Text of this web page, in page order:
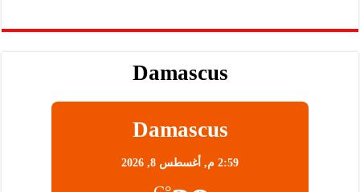
Damascus
Damascus
2:59 م, أغسطس 8, 2026